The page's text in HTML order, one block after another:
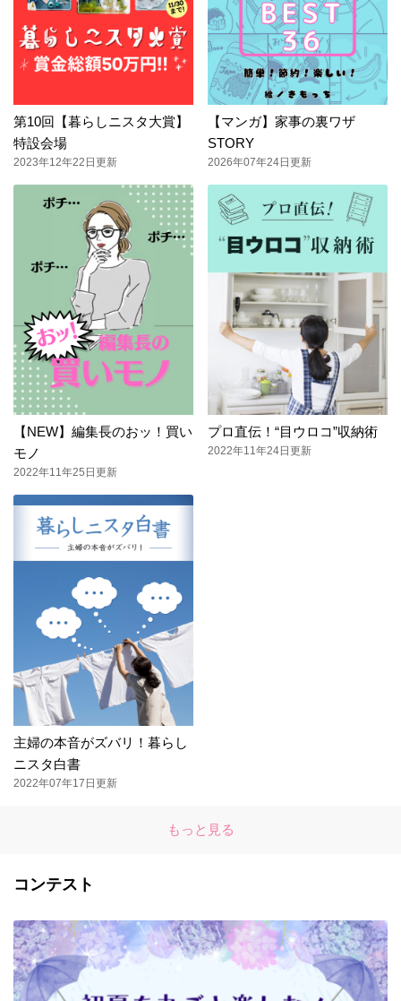
第10回【暮らしニスタ大賞】
特設会場
2023年12年22日更新
【マンガ】家事の裏ワザ
STORY
2026年07年24日更新
【NEW】編集長のおッ！買い
モノ
2022年11年25日更新
プロ直伝！“目ウロコ”収納術
2022年11年24日更新
主婦の本音がズバリ！暮らし
ニスタ白書
2022年07年17日更新
もっと見る
コンテスト